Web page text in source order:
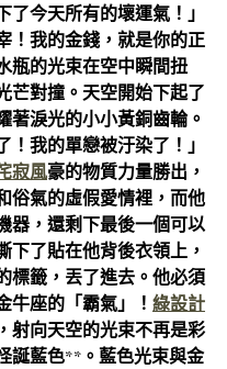
今天所有的壞運氣！」
！我的金錢，就是你的正
瓶的光束在空中瞬間扭
芒對撞。天空開始下起了
著淚光的小小黃銅齒輪。
！我的單戀被汙染了！」
寂風豪的物質力量勝出，
俗氣的虛假愛情裡，而他
器，還剩下最後一個可以
下了貼在他背後衣領上，
標籤，丟了進去。他必須
牛座的「霸氣」！ 綠設計
射向天空的光束不再是彩
誕藍色**。藍色光束與金